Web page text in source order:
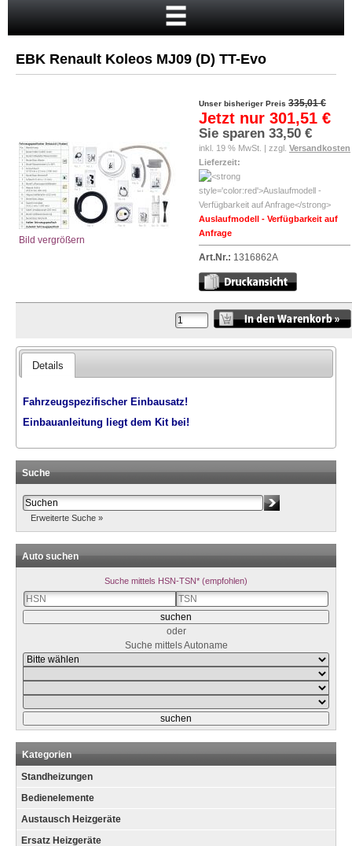
Anmelden
EBK Renault Koleos MJ09 (D) TT-Evo
Bild vergrößern
Unser bisheriger Preis 335,01 €
Jetzt nur 301,51 €
Sie sparen 33,50 €
inkl. 19 % MwSt. | zzgl. Versandkosten
Lieferzeit:
Auslaufmodell - Verfügbarkeit auf
Anfrage
Art.Nr.: 1316862A
Details
Fahrzeugspezifischer Einbausatz!
Einbauanleitung liegt dem Kit bei!
Suche
Erweiterte Suche »
Auto suchen
Suche mittels HSN-TSN* (empfohlen)
oder
Suche mittels Autoname
Kategorien
Standheizungen
Bedienelemente
Austausch Heizgeräte
Ersatz Heizgeräte